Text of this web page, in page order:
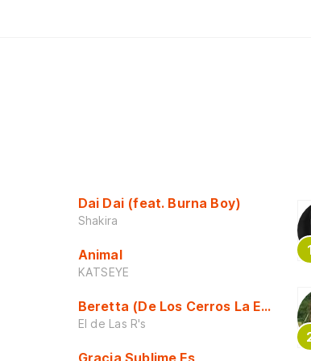
Dai Dai (feat. Burna Boy)
Shakira
Animal
KATSEYE
Beretta (De Los Cerros La Escuela)
El de Las R's